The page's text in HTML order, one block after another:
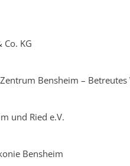
Co. KG
Bensheim – Betreutes
und Ried e.V.
Bensheim